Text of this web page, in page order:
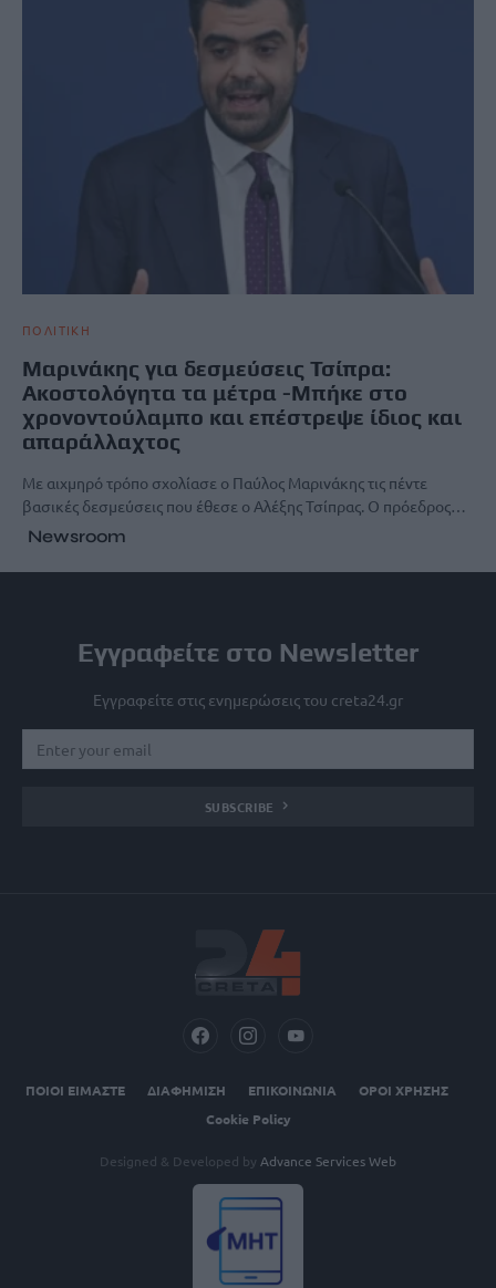
ΠΟΛΙΤΙΚΗ
Μαρινάκης για δεσμεύσεις Τσίπρα:
Ακοστολόγητα τα μέτρα -Μπήκε στο
χρονοντούλαμπο και επέστρεψε ίδιος και
απαράλλαχτος
Με αιχμηρό τρόπο σχολίασε ο Παύλος Μαρινάκης τις πέντε
βασικές δεσμεύσεις που έθεσε ο Αλέξης Τσίπρας. Ο πρόεδρος…
Newsroom
Εγγραφείτε στο Newsletter
Εγγραφείτε στις ενημερώσεις του creta24.gr
SUBSCRIBE
ΠΟΙΟΙ ΕΙΜΑΣΤΕ ΔΙΑΦΗΜΙΣΗ ΕΠΙΚΟΙΝΩΝΙΑ
ΟΡΟΙ ΧΡΗΣΗΣ
Cookie Policy
Designed & Developed by Advance Services Web